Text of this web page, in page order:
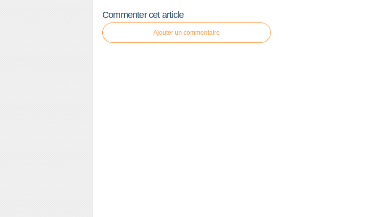
Commenter cet article
Ajouter un commentaire